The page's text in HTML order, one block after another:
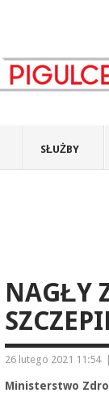
SŁUŻBY
NAGŁY
26 lutego 2021 11:54
Ministerstwo